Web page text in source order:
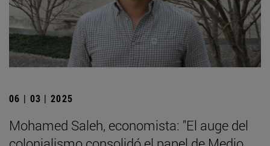
06 | 03 | 2025
Mohamed Saleh, economista: "El auge del